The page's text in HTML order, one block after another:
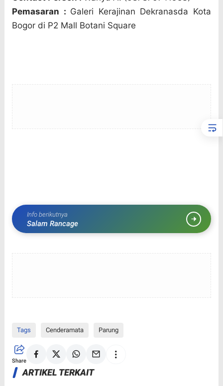
Pemasaran : Galeri Kerajinan Dekranasda Kota
Bogor di P2 Mall Botani Square
Info berikutnya
Salam Rancage
Tags Cenderamata Parung
Share
ARTIKEL TERKAIT